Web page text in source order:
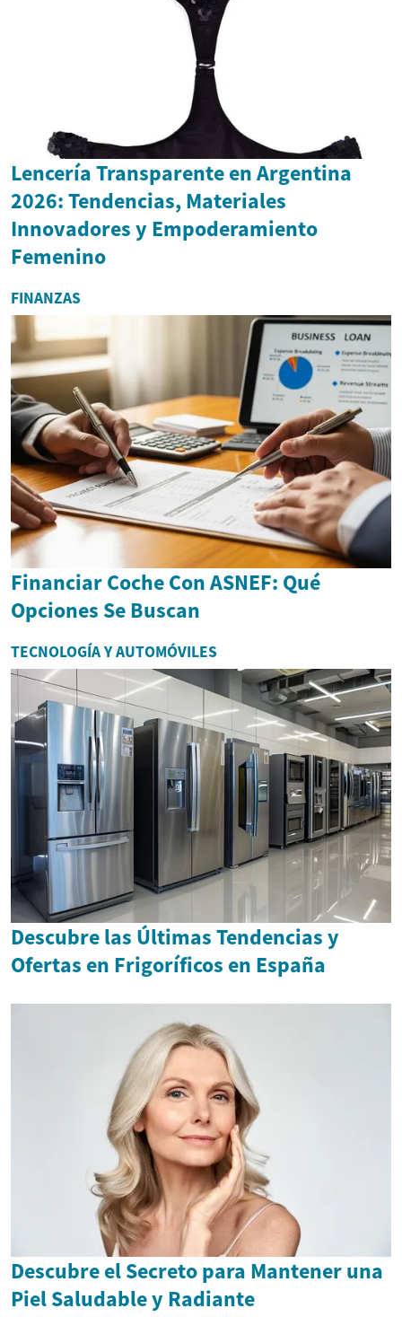
Lencería Transparente en Argentina
2026: Tendencias, Materiales
Innovadores y Empoderamiento
Femenino
FINANZAS
Financiar Coche Con ASNEF: Qué
Opciones Se Buscan
TECNOLOGÍA Y AUTOMÓVILES
Descubre las Últimas Tendencias y
Ofertas en Frigoríficos en España
Descubre el Secreto para Mantener una
Piel Saludable y Radiante